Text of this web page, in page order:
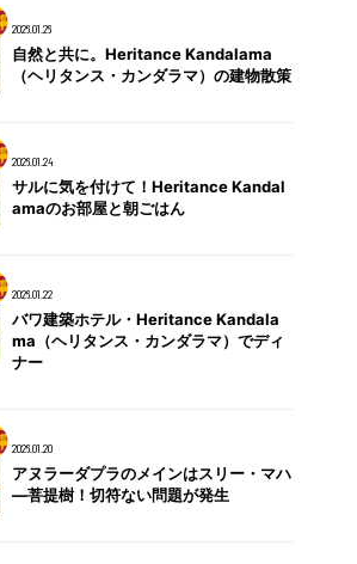
2026.01.26
自然と共に。Heritance Kandalama
（ヘリタンス・カンダラマ）の建物散策
2026.01.24
サルに気を付けて！Heritance Kandal
amaのお部屋と朝ごはん
2026.01.22
バワ建築ホテル・Heritance Kandala
ma（ヘリタンス・カンダラマ）でディ
ナー
2026.01.20
アヌラーダプラのメインはスリー・マハ
―菩提樹！切符ない問題が発生